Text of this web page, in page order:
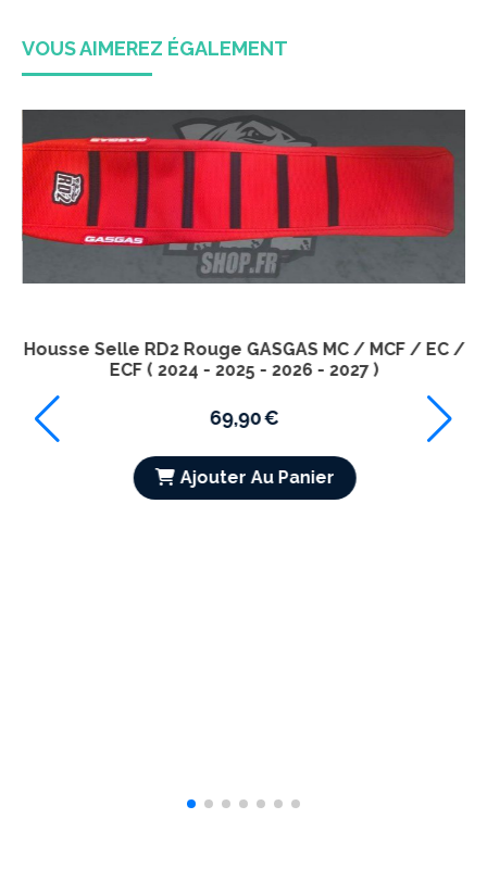
VOUS AIMEREZ ÉGALEMENT
ECF ( 2024 - 2025 - 2026 - 2027 ) -
Ajouter Au Panier